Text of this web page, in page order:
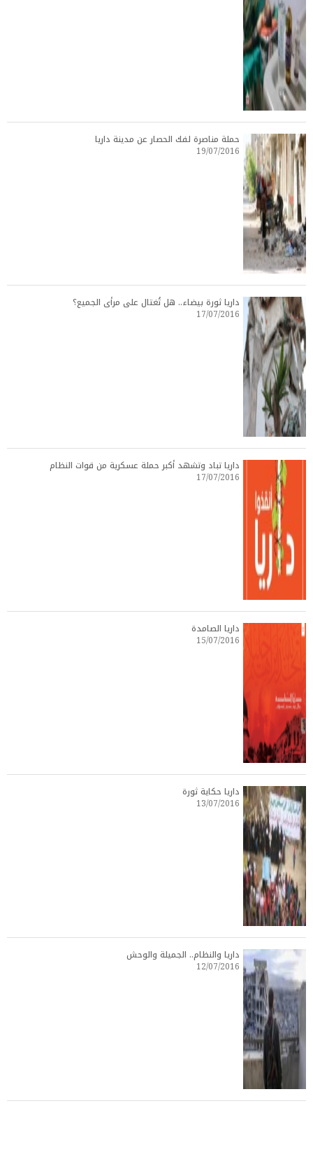
حملة مناصرة لفك الحصار عن مدينة داريا
19/07/2016
داريا ثورة بيضاء.. هل تُغتال على مرأى الجميع؟
17/07/2016
داريا تباد وتشهد أكبر حملة عسكرية من قوات النظام
17/07/2016
داريا الصامدة
15/07/2016
داريا حكاية ثورة
13/07/2016
داريا والنظام.. الجميلة والوحش
12/07/2016